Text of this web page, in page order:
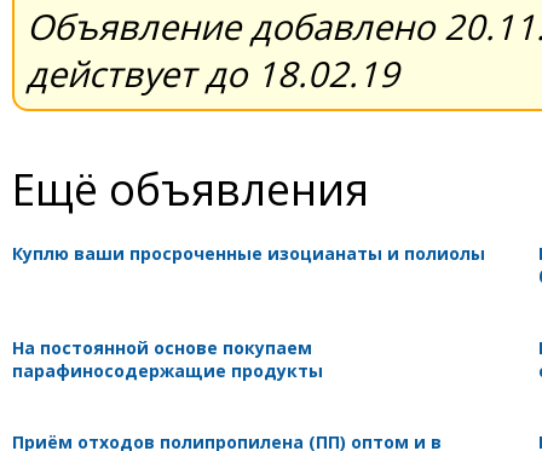
Объявление добавлено
действует до 18.02.19
Ещё объявления
Куплю ваши просроченные изоцианаты и полиолы
На постоянной основе покупаем
парафиносодержащие продукты
Приём отходов полипропилена (ПП) оптом и в